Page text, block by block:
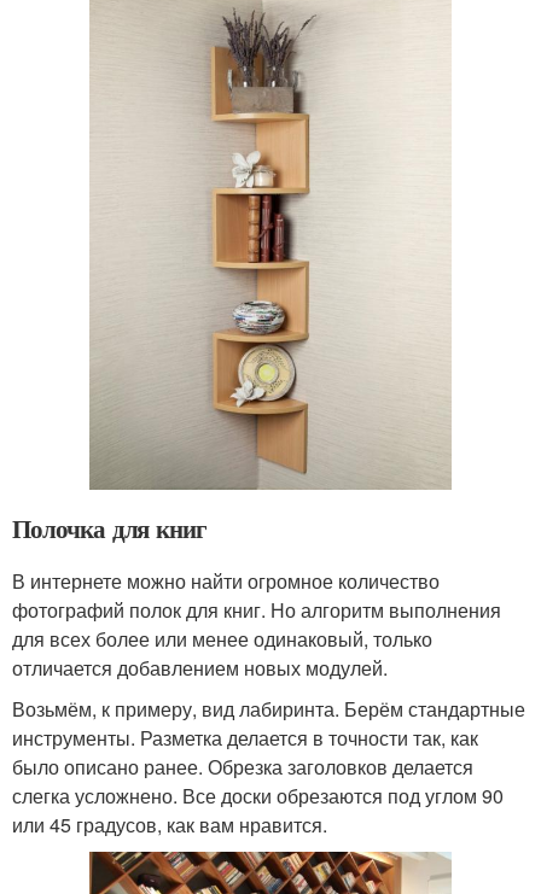
Полочка для книг
В интернете можно найти огромное количество
фотографий полок для книг. Но алгоритм выполнения
для всех более или менее одинаковый, только
отличается добавлением новых модулей.
Возьмём, к примеру, вид лабиринта. Берём стандартные
инструменты. Разметка делается в точности так, как
было описано ранее. Обрезка заголовков делается
слегка усложнено. Все доски обрезаются под углом 90
или 45 градусов, как вам нравится.